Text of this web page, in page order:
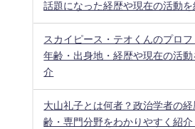
話題になった経歴や現在の活動を
スカイピース・テオくんのプロフ
年齢・出身地・経歴や現在の活動
介
大山礼子とは何者？政治学者の
齢・専門分野をわかりやすく紹介